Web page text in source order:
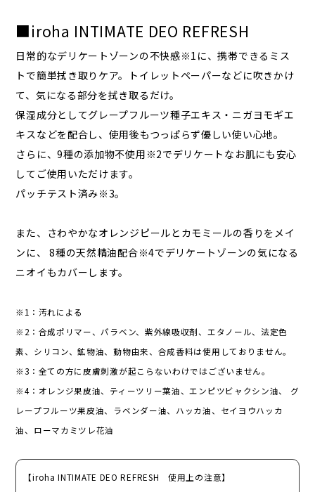
■iroha INTIMATE DEO REFRESH
日常的なデリケートゾーンの不快感※1に、携帯できるミス
トで簡単拭き取りケア。トイレットペーパーなどに吹きかけ
て、気になる部分を拭き取るだけ。
保湿成分としてグレープフルーツ種子エキス・ニガヨモギエ
キスなどを配合し、使用後もつっぱらず優しい使い心地。
さらに、9種の添加物不使用※2でデリケートなお肌にも安心
してご使用いただけます。
パッチテスト済み※3。
また、さわやかなオレンジピールとカモミールの香りをメイ
ンに、 8種の天然精油配合※4でデリケートゾーンの気になる
ニオイもカバーします。
※1：汚れによる
※2：合成ポリマー、パラベン、紫外線吸収剤、エタノール、法定色
素、シリコン、鉱物油、動物由来、合成香料は使用しておりません。
※3：全ての方に皮膚刺激が起こらないわけではございません。
※4：オレンジ果皮油、ティーツリー葉油、エンピツビャクシン油、 グ
レープフルーツ果皮油、ラベンダー油、ハッカ油、セイヨウハッカ
油、ローマカミツレ花油
【iroha INTIMATE DEO REFRESH 使用上の注意】